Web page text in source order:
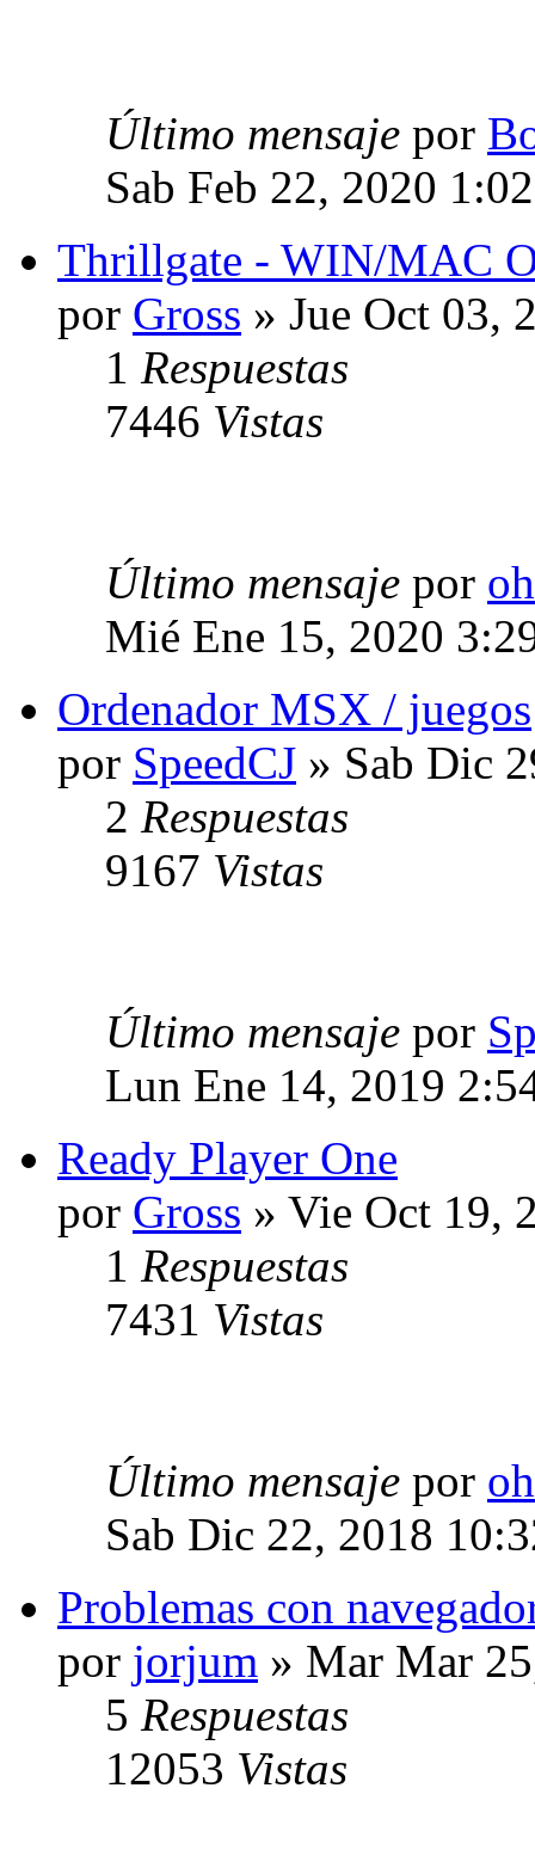
Último mensaje por
Sab Feb 22, 2020
Thrillgate - WIN/MAC
por Gross » Jue Oct 03,
1 Respuestas
7446 Vistas
Último mensaje por
Mié Ene 15, 2020
Ordenador MSX / juegos
por SpeedCJ » Sab Dic
2 Respuestas
9167 Vistas
Último mensaje por
Lun Ene 14, 2019
Ready Player One
por Gross » Vie Oct 19,
1 Respuestas
7431 Vistas
Último mensaje por
Sab Dic 22, 2018
Problemas con
por jorjum » Mar Mar
5 Respuestas
12053 Vistas